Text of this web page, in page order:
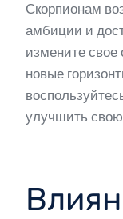
Скорпионам
амбиции и
измените свое
новые
улучшить